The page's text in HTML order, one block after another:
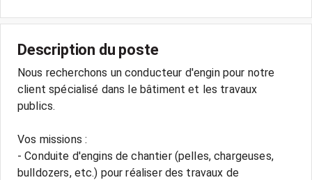
Description du poste
Nous recherchons un conducteur d'engin pour notre
client spécialisé dans le bâtiment et les travaux
publics.
Vos missions :
- Conduite d'engins de chantier (pelles, chargeuses,
bulldozers, etc.) pour réaliser des travaux de